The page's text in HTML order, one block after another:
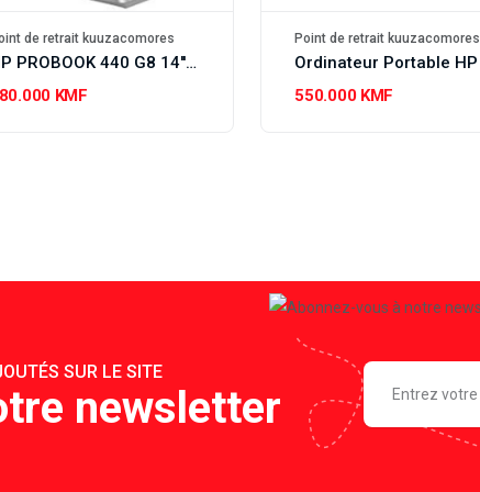
de retrait kuuzacomores
HP PROBOOK 440 G8 14'' reconditionné Grade A
KMF
Point de retrait kuuzacomores
550.000 KMF
SUR LE SITE
newsletter